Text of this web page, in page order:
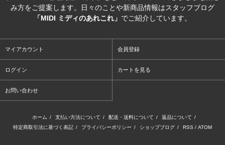
み方をご提案します。日々のことや新商品情報はスタッフブログ
「MIDI ミディのあれこれ」 でご紹介しています。
マイアカウント 会員登録
ログイン カートを見る
お問い合わせ
ホーム / 支払い方法について / 配送・送料について / 返品について /
特定商取引法に基づく表記 / プライバシーポリシー / ショップブログ / RSS / ATOM